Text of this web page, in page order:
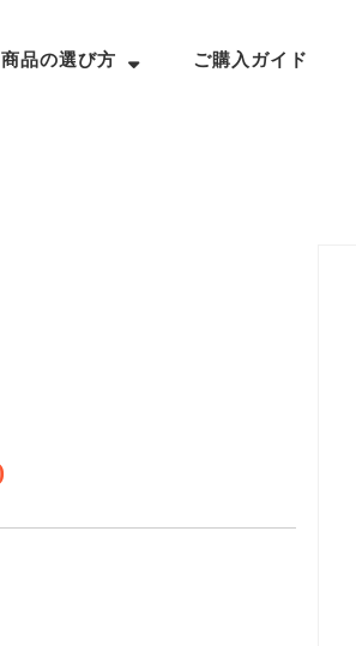
商品の選び方 ご購入ガイド